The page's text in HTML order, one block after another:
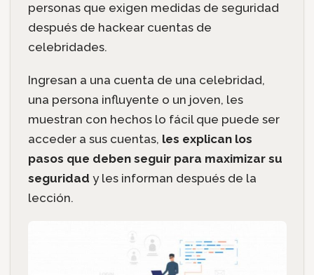
personas que exigen medidas de seguridad
después de hackear cuentas de
celebridades.
Ingresan a una cuenta de una celebridad,
una persona influyente o un joven, les
muestran con hechos lo fácil que puede ser
acceder a sus cuentas, les explican los
pasos que deben seguir para maximizar su
seguridad y les informan después de la
lección.